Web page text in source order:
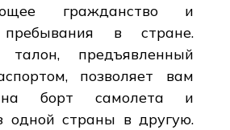
гражданство и
пребывания в стране.
талон, предъявленный
позволяет вам
на борт самолета и
одной страны в другую.